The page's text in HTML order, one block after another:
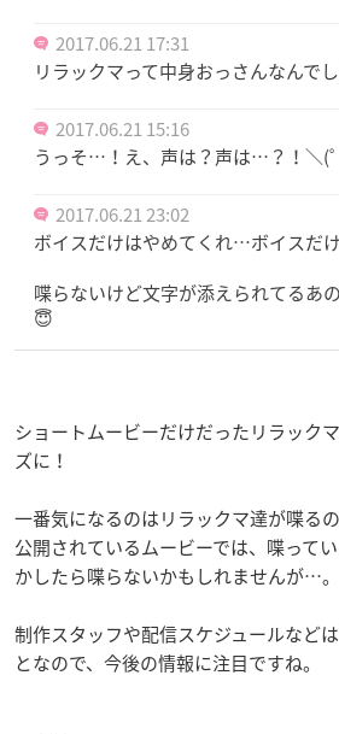
2017.06.21 17:31
リラックマって中身おっさんなんで
2017.06.21 15:16
うっそ…！え、声は？声は…？！＼(
2017.06.21 23:02
ボイスだけはやめてくれ…ボイスだ
喋らないけど文字が添えられてるあ
😇
ショートムービーだけだったリラック
ズに！
一番気になるのはリラックマ達が喋る
公開されているムービーでは、喋って
かしたら喋らないかもしれませんが…。
制作スタッフや配信スケジュールなど
となので、今後の情報に注目ですね。